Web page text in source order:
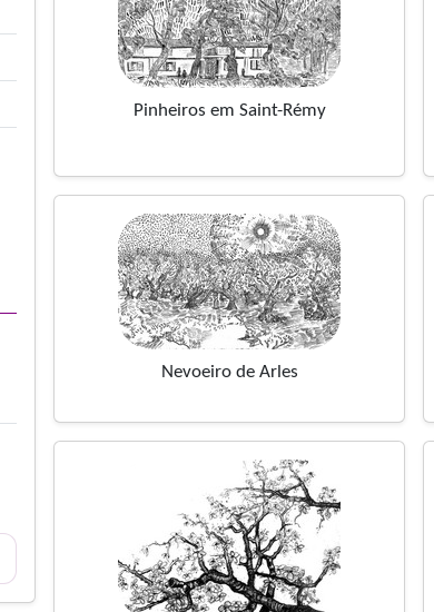
Pinheiros em Saint-Rémy
Nevoeiro de Arles